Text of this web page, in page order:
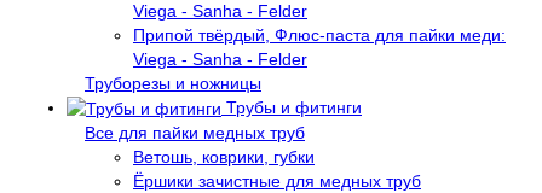
Viega - Sanha - Felder
Припой твёрдый, Флюс-паста для пайки меди:
Viega - Sanha - Felder
Труборезы и ножницы
Трубы и фитинги
Все для пайки медных труб
Ветошь, коврики, губки
Ёршики зачистные для медных труб